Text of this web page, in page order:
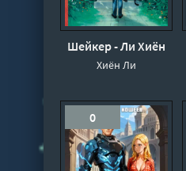
Шейкер - Ли Хиён
Хиён Ли
0